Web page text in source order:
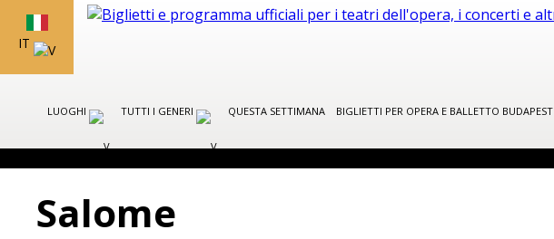
IT
LUOGHI TUTTI I GENERI QUESTA SETTIMANA BIGLIETTI PER OPERA E BALLETTO BUDAPEST
Salome